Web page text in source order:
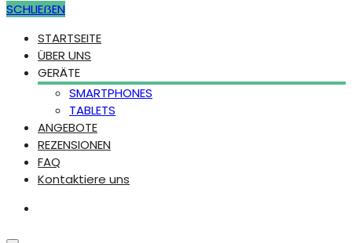
SCHLIEẞEN
STARTSEITE
ÜBER UNS
GERÄTE
SMARTPHONES
TABLETS
ANGEBOTE
REZENSIONEN
FAQ
Kontaktiere uns